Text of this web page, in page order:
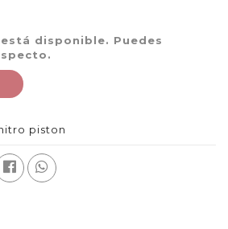
disponible. Puedes
piston